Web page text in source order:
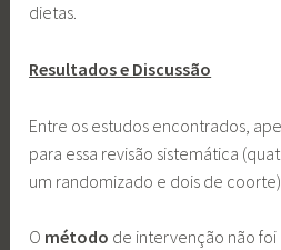
dietas.
Resultados e Discussão
Entre os estudos encontrados,
para essa revisão sistemática
um randomizado e dois de coorte).
O método de intervenção não